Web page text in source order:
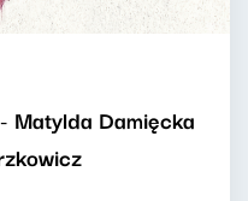
Matylda Damięcka